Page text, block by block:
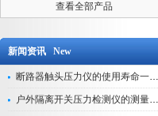
查看全部产品
新闻资讯 New
断路器触头压力仪的使用寿命一般是多久？
户外隔离开关压力检测仪的测量数据如何与GIS系统对接实现智能化运维？